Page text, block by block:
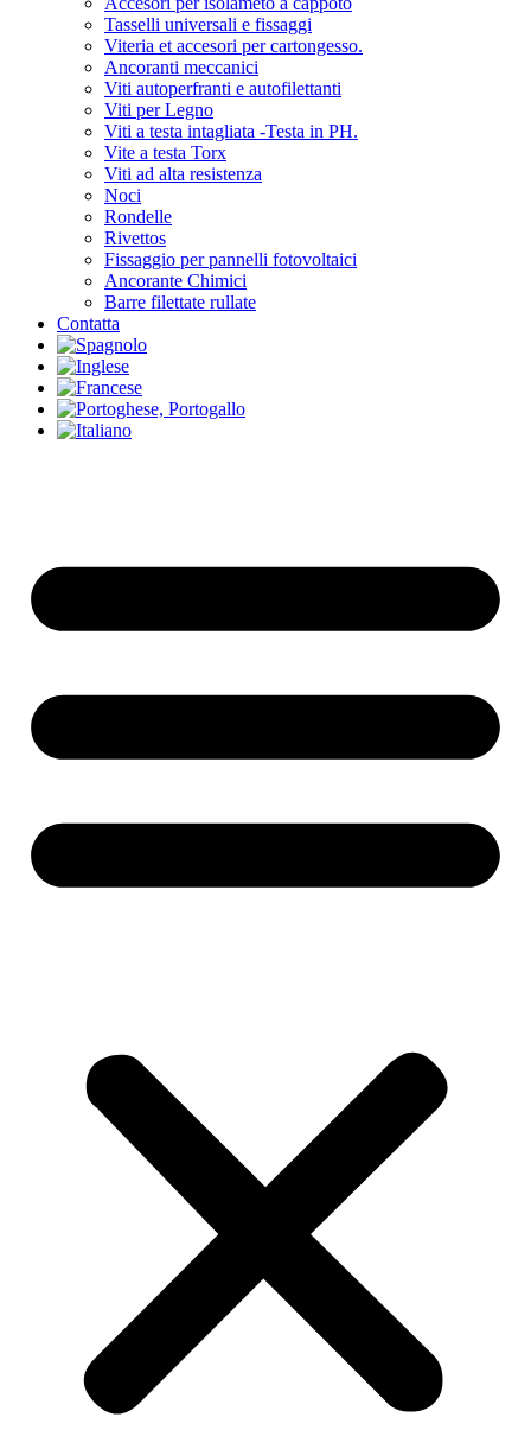
Tasselli universali e fissaggi
Viteria et accesori per cartongesso.
Ancoranti meccanici
Viti autoperfranti e autofilettanti
Viti per Legno
Viti a testa intagliata -Testa in PH.
Vite a testa Torx
Viti ad alta resistenza
Noci
Rondelle
Rivettos
Fissaggio per pannelli fotovoltaici
Ancorante Chimici
Barre filettate rullate
Contatta